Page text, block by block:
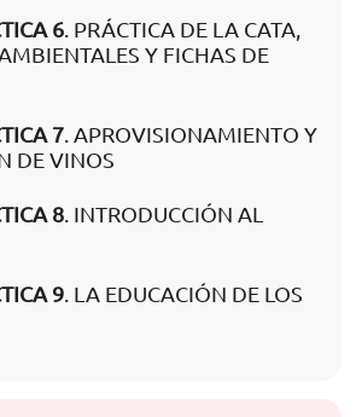
6. PRÁCTICA DE LA CATA,
Y FICHAS DE
7. APROVISIONAMIENTO Y
DE VINOS
8. INTRODUCCIÓN AL
9. LA EDUCACIÓN DE LOS